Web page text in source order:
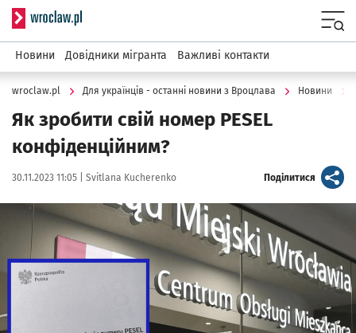
Serwis informacyjny wroclaw.pl
Новини Довідники мігранта Важливі контакти
wroclaw.pl Для українців - останні новини з Вроцлава Новини
Як зробити свій номер PESEL
конфіденційним?
Data publikacji:
30.11.2023 11:05 | Autor:
Svitlana Kucherenko Поділитися artykuł
Kliknij, aby powiększyć